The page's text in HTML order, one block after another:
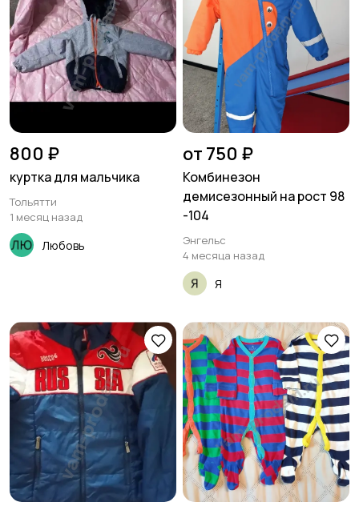
800 ₽
куртка для мальчика
Тольятти
1 месяц назад
Любовь
от 750 ₽
Комбинезон
демисезонный на рост 98
-104
Энгельс
4 месяца назад
Я